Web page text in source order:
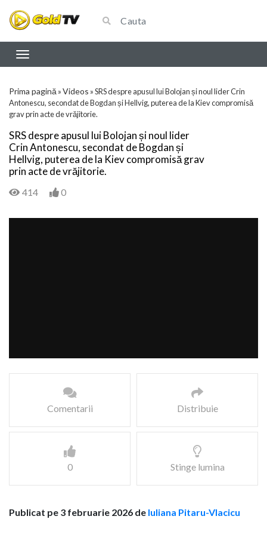
Prima pagină »Videos »SRS despre apusul lui Bolojan și noul lider Crin
Antonescu, secondat de Bogdan și Hellvig, puterea de la Kiev compromisă
grav prin acte de vrăjitorie.
SRS despre apusul lui Bolojan și noul lider
Crin Antonescu, secondat de Bogdan și
Hellvig, puterea de la Kiev compromisă grav
prin acte de vrăjitorie.
414 0
Comentarii Distribuie
0 Stinge lumina
Publicat pe 3 februarie 2026 de Iuliana Pitaru-Vlacicu